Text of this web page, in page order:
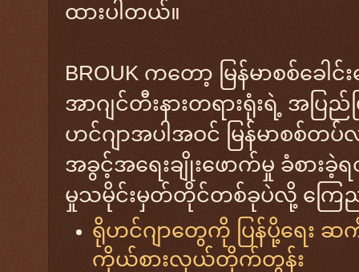
ထားပါတယ်။
BROUK ကတော့ မြန်မာစစ်ခ
အာဂျင်တီးနားတရားရုံးရဲ့ အပြ
ဟင်ဂျာအပါအဝင် မြန်မာစစ်
အခွင့်အရေးချိုးဖောက်မှု ခံစာ
မှုသမိုင်းမှတ်တိုင်တစ်ခုပဲလို့ ကြေ
ရိုဟင်ဂျာတွေကို ပြန်ပို့ရေး
ကိုယ်စားလှယ်တိုက်တွန်း